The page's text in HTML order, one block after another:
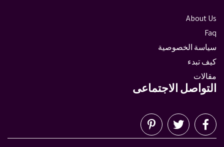
About Us
Faq
سياسة الخصوصية
كيف تبدء
مقالات
التواصل الاجتماعى